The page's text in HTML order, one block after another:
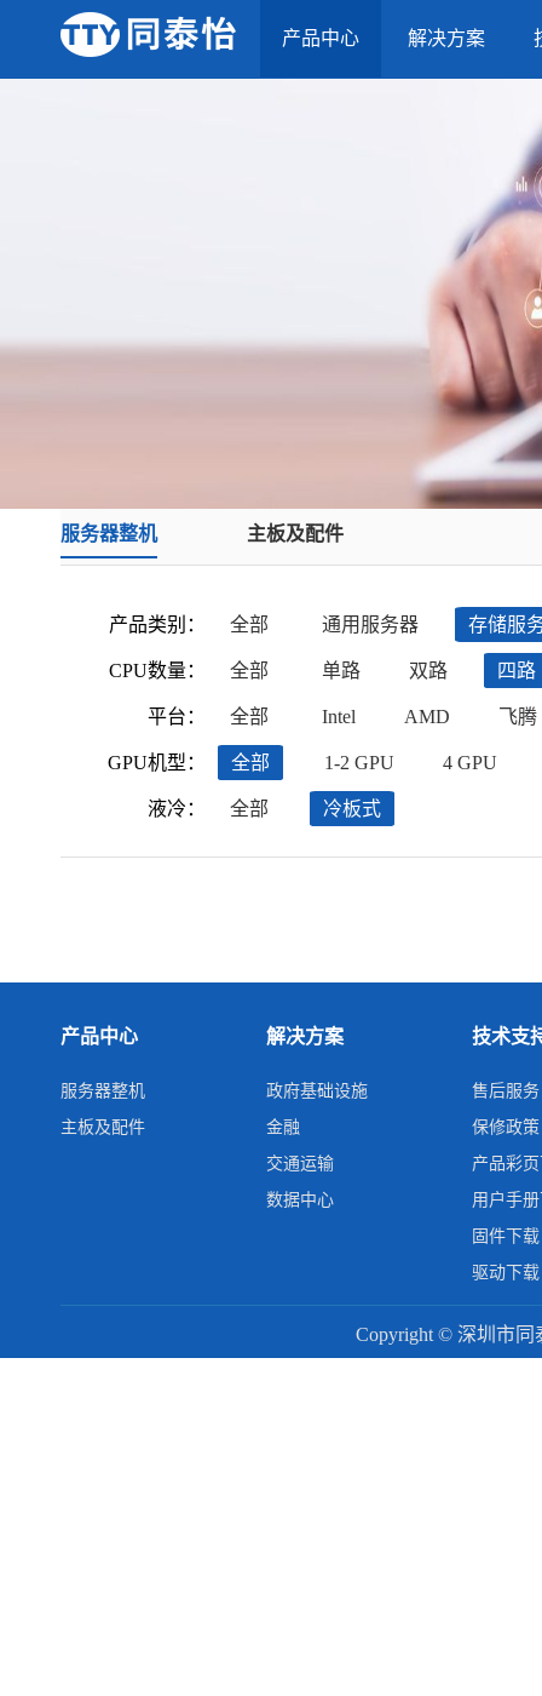
产品中心 解决方案
服务器整机 主板及配件
产品类别：
CPU数量：
平台：
GPU机型：
液冷：
全部 通用服务器 存储服
全部 单路 双路 四路
全部 Intel AMD 飞腾
全部 1-2 GPU 4 GPU
全部 冷板式
产品中心
服务器整机
主板及配件
解决方案
政府基础设施
金融
交通运输
数据中心
技术支
售后服务
保修政策
产品彩
用户手
固件下载
驱动下载
Copyright © 深圳市同